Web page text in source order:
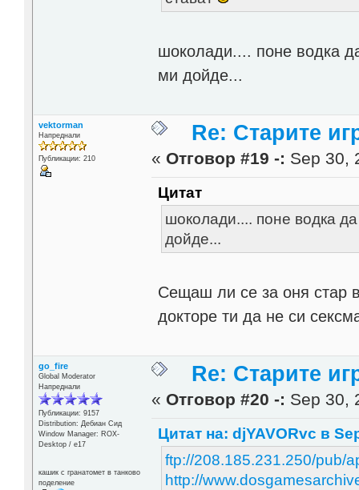
шоколади.... поне водка
ми дойде...
vektorman
Напреднали
Публикации: 210
Re: Старите
« Отговор #19 -: Sep 30,
Цитат
шоколади.... поне водка
дойде...
Сещаш ли се за оня стар
докторе ти да не си
go_fire
Global Moderator
Напреднали
Публикации: 9157
Distribution: Дебиан Сид
Window Manager: ROX-
Desktop / е17
кашик с гранатомет в танково
поделение
Re: Старите
« Отговор #20 -: Sep 30,
Цитат на: djYAVORvc в
ftp://208.185.231.250/pub/
http://